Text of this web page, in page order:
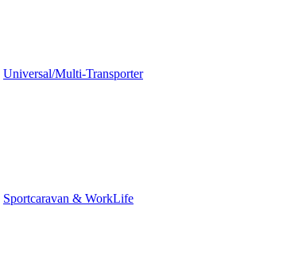
Universal/Multi-Transporter
Sportcaravan & WorkLife